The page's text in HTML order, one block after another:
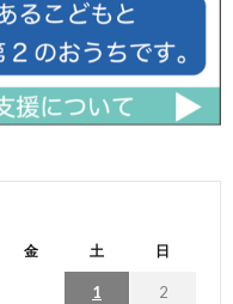
金 土 日
1 2